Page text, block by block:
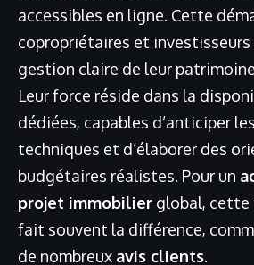
accessibles en ligne. Cette
copropriétaires et investisseurs
gestion claire de leur
Leur force réside dans la
dédiées, capables d’anticiper
techniques et d’élaborer des
budgétaires réalistes. Pour un
projet immobilier global,
fait souvent la différence,
de nombreux avis clients.